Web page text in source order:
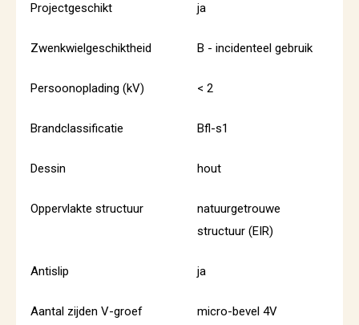
Projectgeschikt ja
Zwenkwielgeschiktheid B - incidenteel gebruik
Persoonoplading (kV) < 2
Brandclassificatie Bfl-s1
Dessin hout
Oppervlakte structuur
natuurgetrouwe
structuur (EIR)
Antislip ja
Aantal zijden V-groef micro-bevel 4V